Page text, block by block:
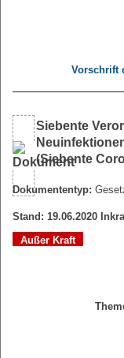
Vorschrift
Siebente
(Siebente
Dokumententyp:
Stand: 19.06.2020
Außer Kraft